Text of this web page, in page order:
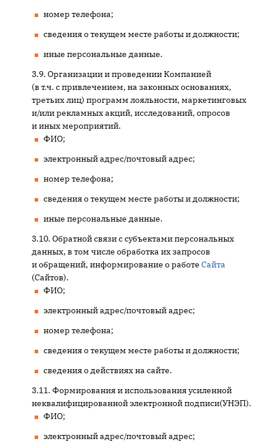
номер телефона;
сведения о текущем месте работы и должности;
иные персональные данные.
Организации и проведении Компанией
(в т.ч. с привлечением, на законных основаниях,
третьих лиц) программ лояльности, маркетинговых
и/или рекламных акций, исследований, опросов
и иных мероприятий.
ФИО;
электронный адрес/почтовый адрес;
номер телефона;
сведения о текущем месте работы и должности;
иные персональные данные.
Обратной связи с субъектами персональных
данных, в том числе обработка их запросов
и обращений, информирование о работе Сайта
(Сайтов).
ФИО;
электронный адрес/почтовый адрес;
номер телефона;
сведения о текущем месте работы и должности;
сведения о действиях на сайте.
Формирования и использования усиленной
неквалифицированной электронной подписи(УНЭП).
ФИО;
электронный адрес/почтовый адрес;